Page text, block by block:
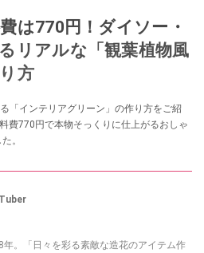
は770円！ダイソー・
リアルな「観葉植物風
方
「インテリアグリーン」の作り方をご紹
費770円で本物そっくりに仕上がるおしゃ
。
。「日々を彩る素敵な造花のアイテム作